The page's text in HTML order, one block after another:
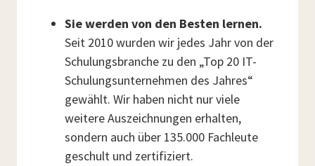
Sie werden von den Besten lernen.
Seit 2010 wurden wir jedes Jahr von der
Schulungsbranche zu den „Top 20 IT-
Schulungsunternehmen des Jahres“
gewählt. Wir haben nicht nur viele
weitere Auszeichnungen erhalten,
sondern auch über 135.000 Fachleute
geschult und zertifiziert.